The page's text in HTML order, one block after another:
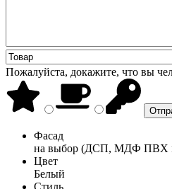
Пожалуйста, докажите, что вы
Фасад
на выбор (ДСП, МДФ ПВХ
Цвет
Белый
Стиль